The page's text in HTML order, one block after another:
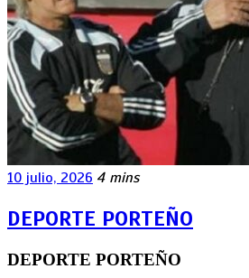
10 julio, 2026 4 mins
DEPORTE PORTEÑO
DEPORTE PORTEÑO